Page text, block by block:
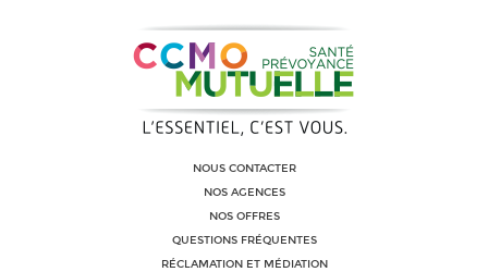
NOUS CONTACTER
NOS AGENCES
NOS OFFRES
QUESTIONS FRÉQUENTES
RÉCLAMATION ET MÉDIATION